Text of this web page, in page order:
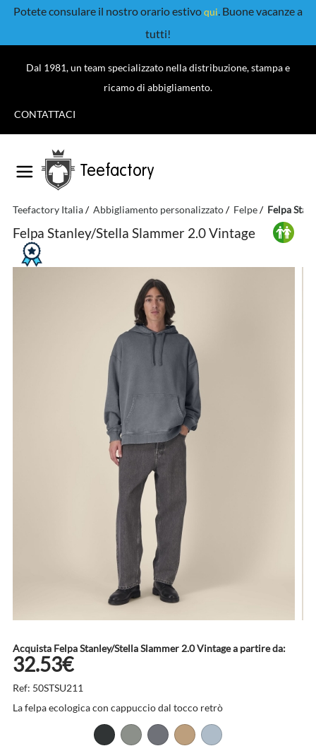
Potete consulare il nostro orario estivoqui. Buone vacanze a
tutti!
Dal 1981, un team specializzato nella distribuzione, stampa e
ricamo di abbigliamento.
CONTATTACI
Teefactory
Teefactory Italia Abbigliamento personalizzato Felpe Felpa
Felpa Stanley/Stella Slammer 2.0 Vintage
Acquista Felpa Stanley/Stella Slammer 2.0 Vintage a partire da:
32.53€
Ref: 50STSU211
La felpa ecologica con cappuccio dal tocco retrò